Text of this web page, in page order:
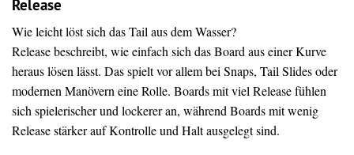
Release
Wie leicht löst sich das Tail aus dem Wasser?
Release beschreibt, wie einfach sich das Board aus einer Kurve
heraus lösen lässt. Das spielt vor allem bei Snaps, Tail Slides oder
modernen Manövern eine Rolle. Boards mit viel Release fühlen
sich spielerischer und lockerer an, während Boards mit wenig
Release stärker auf Kontrolle und Halt ausgelegt sind.